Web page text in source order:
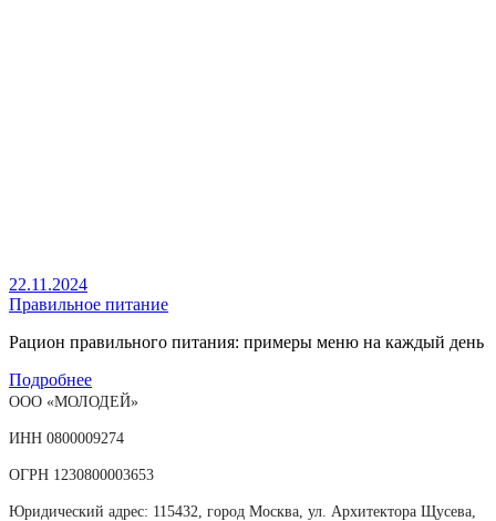
22.11.2024
Правильное питание
Рацион правильного питания: примеры меню на каждый день
Подробнее
ООО «МОЛОДЕЙ»
ИНН 0800009274
ОГРН 1230800003653
Юридический адрес: 115432, город Москва, ул. Архитектора Щусева,